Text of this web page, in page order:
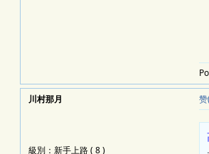
川村那月
級別：新手上路 ( 8 )